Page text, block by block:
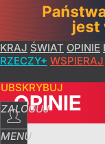
KRAJ ŚWIAT OPINIE
RZECZY+ WSPIERAJ
ZALOGUJ
MENU
OPINIE